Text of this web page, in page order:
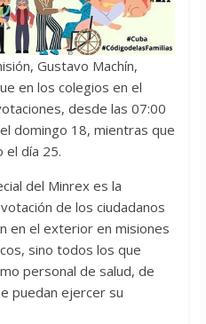
Gustavo Machín,
en los colegios en el
desde las 07:00
domingo 18, mientras que
el día 25.
del Minrex es la
de los ciudadanos
en el exterior en misiones
sino todos los que
personal de salud, de
puedan ejercer su